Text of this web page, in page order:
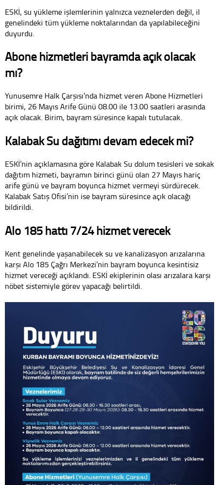
ESKİ, su yükleme işlemlerinin yalnızca veznelerden değil, il
genelindeki tüm yükleme noktalarından da yapılabileceğini
duyurdu.
Abone hizmetleri bayramda açık olacak
mı?
Yunusemre Halk Çarşısı’nda hizmet veren Abone Hizmetleri
birimi, 26 Mayıs Arife Günü 08.00 ile 13.00 saatleri arasında
açık olacak. Birim, bayram süresince kapalı tutulacak.
Kalabak Su dağıtımı devam edecek mi?
ESKİ’nin açıklamasına göre Kalabak Su dolum tesisleri ve sokak
dağıtım hizmeti, bayramın birinci günü olan 27 Mayıs hariç
arife günü ve bayram boyunca hizmet vermeyi sürdürecek.
Kalabak Satış Ofisi’nin ise bayram süresince açık olacağı
bildirildi.
Alo 185 hattı 7/24 hizmet verecek
Kent genelinde yaşanabilecek su ve kanalizasyon arızalarına
karşı Alo 185 Çağrı Merkezi’nin bayram boyunca kesintisiz
hizmet vereceği açıklandı. ESKİ ekiplerinin olası arızalara karşı
nöbet sistemiyle görev yapacağı belirtildi.